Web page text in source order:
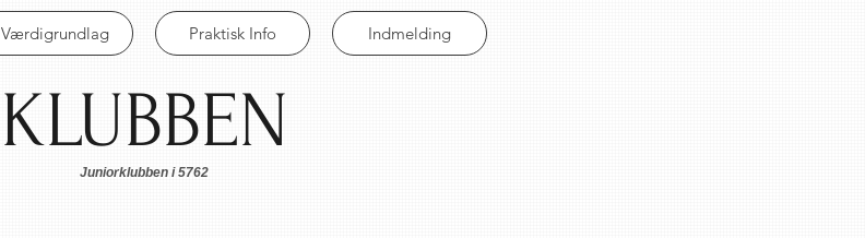
Værdigrundlag Praktisk Info Indmelding
KLUBBEN
Juniorklubben i 5762